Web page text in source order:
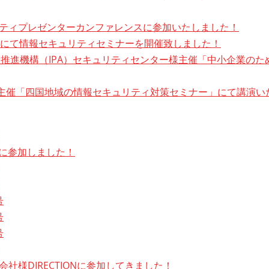
ィプレゼンターカンファレンスに参加いたしました！
て情報セキュリティセミナーを開催致しました！
機構（IPA）セキュリティセンター様主催「中小企業のた
「四国地域の情報セキュリティ対策セミナー」にて講演い
参加しました！
様DIRECTIONに参加してきました！